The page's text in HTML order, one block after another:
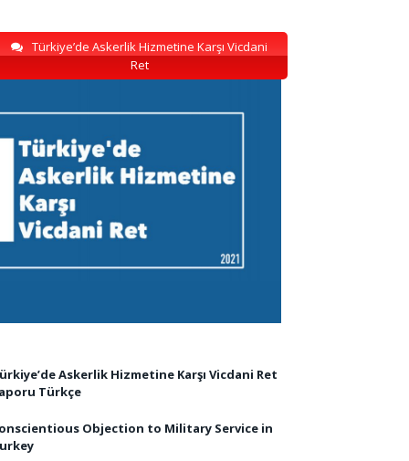
Türkiye’de Askerlik Hizmetine Karşı Vicdani
Ret
Askerlik Hizmetine Karşı Vicdani Ret
Türkçe
Objection to Military Service in